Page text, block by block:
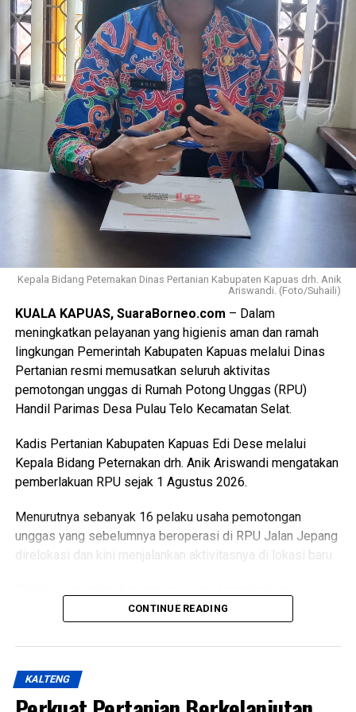
Kepala Bidang Peternakan Dinas Pertanian Kabupaten Kapuas drh. Anik
Ariswandi. (Foto/Suhaili)
KUALA KAPUAS, SuaraBorneo.com – Dalam
meningkatkan pelayanan yang higienis aman dan ramah
lingkungan Pemerintah Kabupaten Kapuas melalui Dinas
Pertanian resmi memusatkan seluruh aktivitas
pemotongan unggas di Rumah Potong Unggas (RPU)
Handil Parimas Desa Pulau Telo Kecamatan Selat.
Kadis Pertanian Kabupaten Kapuas Edi Dese melalui
Kepala Bidang Peternakan drh. Anik Ariswandi mengatakan
pemberlakuan RPU sejak 1 Agustus 2026.
Menurutnya sebanyak 16 pelaku usaha pemotongan
unggas yang sebelumnya beroperasi di RPU Jalan Jepang
direlokasi dan kini menjalankan aktivitasnya di lokasi baru.
kualitas pelayanan sekaligus menghadirkan fasilitas
lingkungan,” katanya Kamis (6/8/2026).
Ia menjelaskan terkait kondisi RPU lama sudah tidak lagi
layak digunakan karena kondisi bangunan dan fasilitas
CONTINUE READING
KALTENG